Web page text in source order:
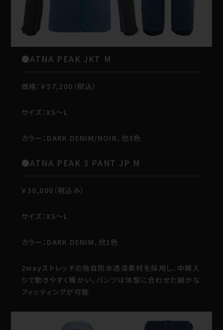
●ATNA PEAK JKT M
価格：￥57,200（税込）
サイズ：XS～L
カラー：DARK DENIM/NOIR、他3色
●ATNA PEAK 3 PANT JP M
￥30,800（税込み）
サイズ：XS～L
カラー：DARK DENIM、他1色
2wayストレッチの独自防水透湿素材を採用し、中綿入
りで動きやすく暖かい。パンツは体型に合わせた細かな
フィッティングが可能